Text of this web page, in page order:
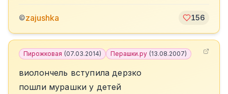
©zajushka 156
Пирожковая (07.03.2014) Перашки.ру (13.08.2007)
виолончель вступила дерзко
пошли мурашки у детей